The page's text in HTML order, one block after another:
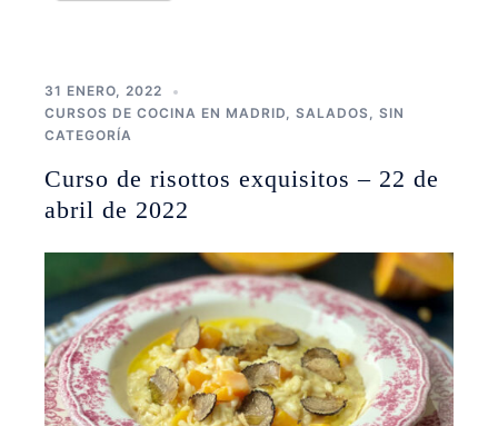
31 ENERO, 2022
CURSOS DE COCINA EN MADRID, SALADOS, SIN
CATEGORÍA
Curso de risottos exquisitos – 22 de
abril de 2022